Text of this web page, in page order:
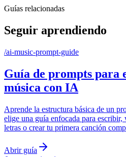
Guías relacionadas
Seguir aprendiendo
/ai-music-prompt-guide
Guía de prompts para
música con IA
Aprende la estructura básica de un
elige una guía enfocada para
letras o crear tu primera canción
Abrir guía